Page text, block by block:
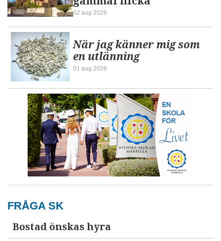
02 aug 2026
När jag känner mig som
en utlänning
01 aug 2026
FRÅGA SK
Bostad önskas hyra